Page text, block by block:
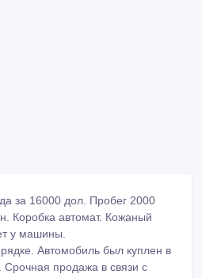
за 16000 дол. Пробег 2000
Коробка автомат. Кожаный
у машины.
Автомобиль был куплен в
продажа в связи с